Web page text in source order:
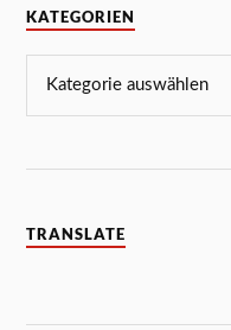
KATEGORIEN
TRANSLATE